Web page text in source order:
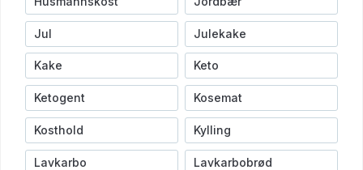
Jul Julekake
Kake Keto
Ketogent Kosemat
Kosthold Kylling
Lavkarbo Lavkarbobrød